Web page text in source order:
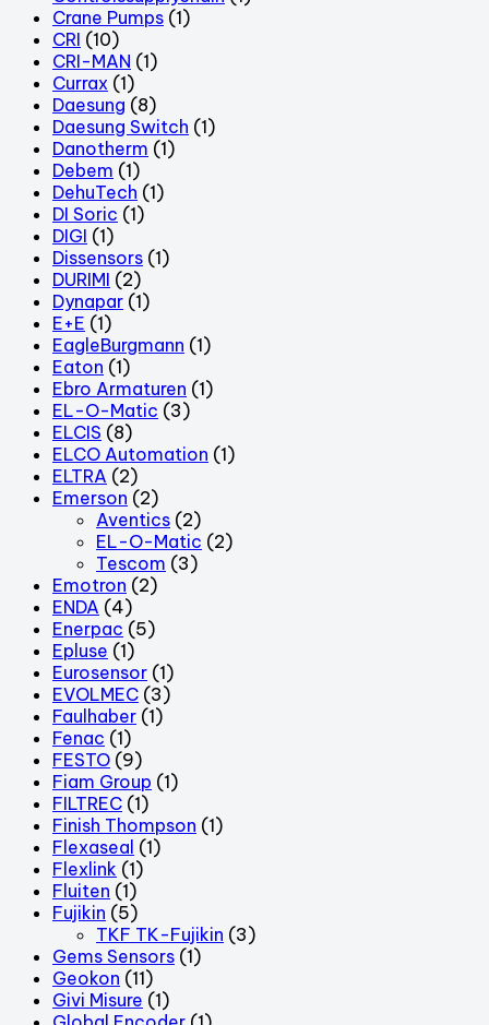
Crane Pumps (1)
CRI (10)
CRI-MAN (1)
Currax (1)
Daesung (8)
Daesung Switch (1)
Danotherm (1)
Debem (1)
DehuTech (1)
DI Soric (1)
DIGI (1)
Dissensors (1)
DURIMI (2)
Dynapar (1)
E+E (1)
EagleBurgmann (1)
Eaton (1)
Ebro Armaturen (1)
EL-O-Matic (3)
ELCIS (8)
ELCO Automation (1)
ELTRA (2)
Emerson (2)
Aventics (2)
EL-O-Matic (2)
Tescom (3)
Emotron (2)
ENDA (4)
Enerpac (5)
Epluse (1)
Eurosensor (1)
EVOLMEC (3)
Faulhaber (1)
Fenac (1)
FESTO (9)
Fiam Group (1)
FILTREC (1)
Finish Thompson (1)
Flexaseal (1)
Flexlink (1)
Fluiten (1)
Fujikin (5)
TKF TK-Fujikin (3)
Gems Sensors (1)
Geokon (11)
Givi Misure (1)